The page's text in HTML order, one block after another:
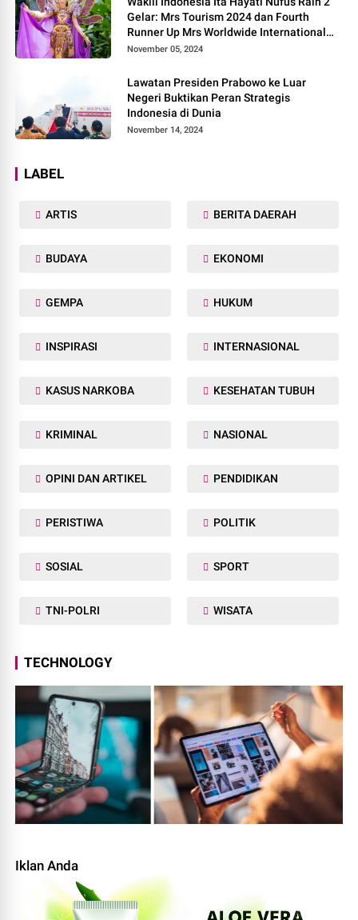
Gelar: Mrs Tourism 2024 dan Fourth
Runner Up Mrs Worldwide International
2024, di Pemilihan Mrs Worldwide 2024
November 05, 2024
Lawatan Presiden Prabowo ke Luar
Negeri Buktikan Peran Strategis
Indonesia di Dunia
November 14, 2024
LABEL
ARTIS BERITA DAERAH
BUDAYA EKONOMI
GEMPA HUKUM
INSPIRASI INTERNASIONAL
KASUS NARKOBA KESEHATAN TUBUH
KRIMINAL NASIONAL
OPINI DAN ARTIKEL PENDIDIKAN
PERISTIWA POLITIK
SOSIAL SPORT
TNI-POLRI WISATA
TECHNOLOGY
Iklan Anda